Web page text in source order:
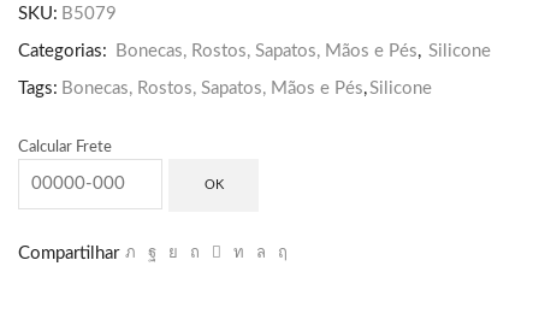
SKU: B5079
Categorias: Bonecas, Rostos, Sapatos, Mãos e Pés, Silicone
Tags: Bonecas, Rostos, Sapatos, Mãos e Pés,Silicone
Calcular Frete
OK
Compartilhar